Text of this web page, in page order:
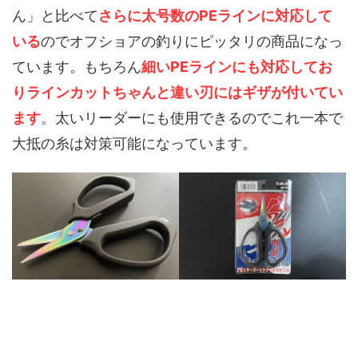
ん」と比べてさらに太号数のPEラインに対応して
いるのでオフショアの釣りにピッタリの商品になっ
ています。もちろん細いPEラインにも対応してお
りラインカットちゃんと違い刃にはギザが付いてい
ます。太いリーダーにも使用できるのでこれ一本で
大抵の糸は対策可能になっています。